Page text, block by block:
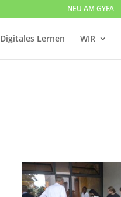
NEU AM GYFA
Digitales Lernen WIR